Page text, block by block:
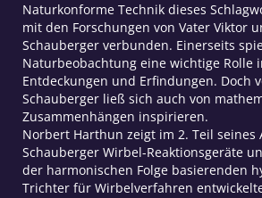
Naturkonforme Technik dieses
mit den Forschungen von Vater Viktor
Schauberger verbunden. Einerseits
Naturbeobachtung eine wichtige Rolle
Entdeckungen und Erfindungen. Doch
Schauberger ließ sich auch von
Zusammenhängen inspirieren.
Norbert Harthun zeigt im 2. Teil seines
Schauberger Wirbel-Reaktionsgeräte
der harmonischen Folge basierenden
Trichter für Wirbelverfahren